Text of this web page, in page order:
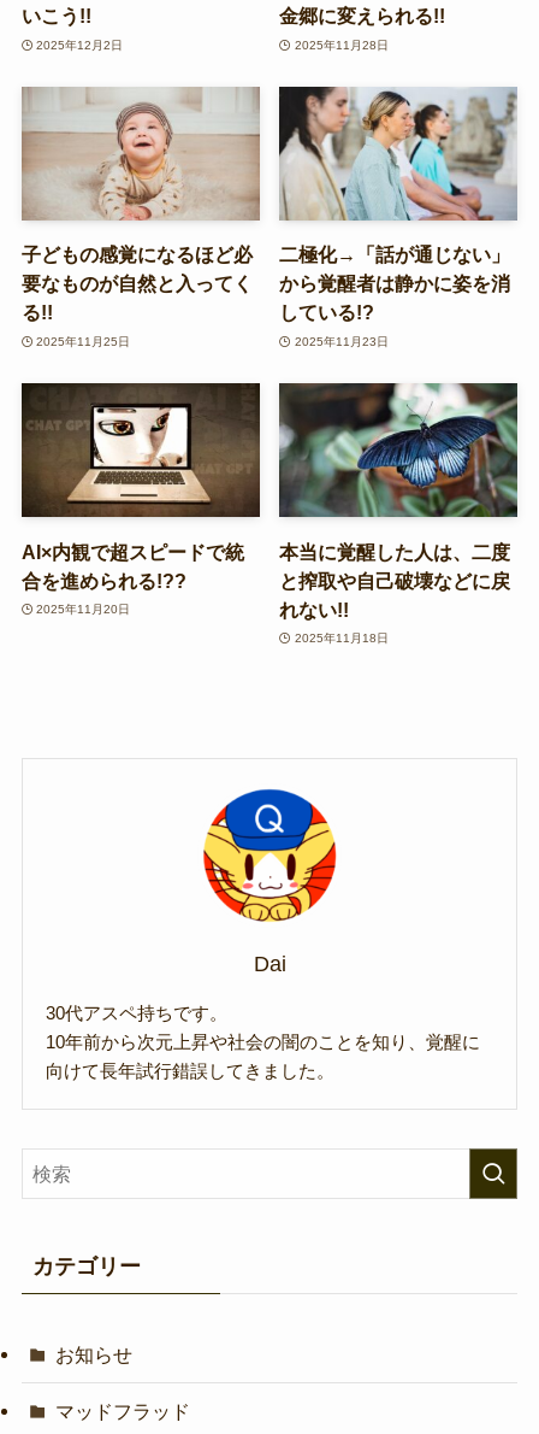
いこう!!
2025年12月2日
金郷に変えられる!!
2025年11月28日
子どもの感覚になるほど必
要なものが自然と入ってく
る!!
2025年11月25日
二極化→「話が通じない」
から覚醒者は静かに姿を消
している!?
2025年11月23日
AI×内観で超スピードで統
合を進められる!??
2025年11月20日
本当に覚醒した人は、二度
と搾取や自己破壊などに戻
れない!!
2025年11月18日
Dai
30代アスペ持ちです。
10年前から次元上昇や社会の闇のことを知り、覚醒に
向けて長年試行錯誤してきました。
カテゴリー
お知らせ
マッドフラッド